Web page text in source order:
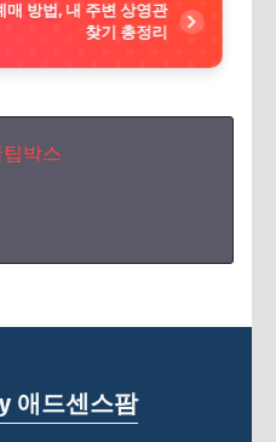
매 방법, 내 주변 상영관
찾기 총정리
팁박스
애드센스팜